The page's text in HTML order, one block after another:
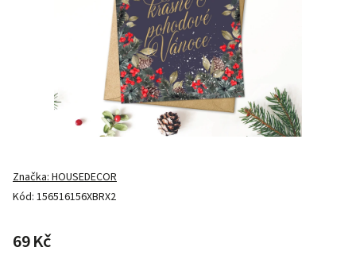
Kód: 156516156XBRX2
Značka:HOUSEDECOR
69 Kč